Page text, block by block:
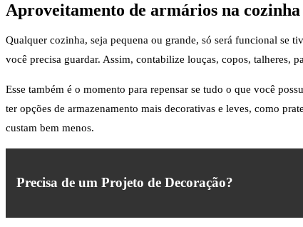
Aproveitamento de armários na
Qualquer cozinha, seja pequena ou grande, só será funcional se
você precisa guardar. Assim, contabilize louças, copos, talheres,
Esse também é o momento para repensar se tudo o que você
ter opções de armazenamento mais decorativas e leves, como
custam bem menos.
Precisa de um Projeto de Decoração?